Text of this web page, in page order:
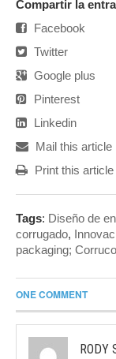
Compartir la
Facebook
Twitter
Google plus
Pinterest
Linkedin
Mail this article
Print this article
Tags: Diseño de
corrugado,
packaging;
ONE COMMENT
RODY